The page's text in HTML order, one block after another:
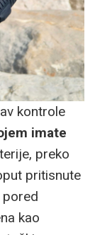
kontrole
imate
preko
pritisnute
pored
kao